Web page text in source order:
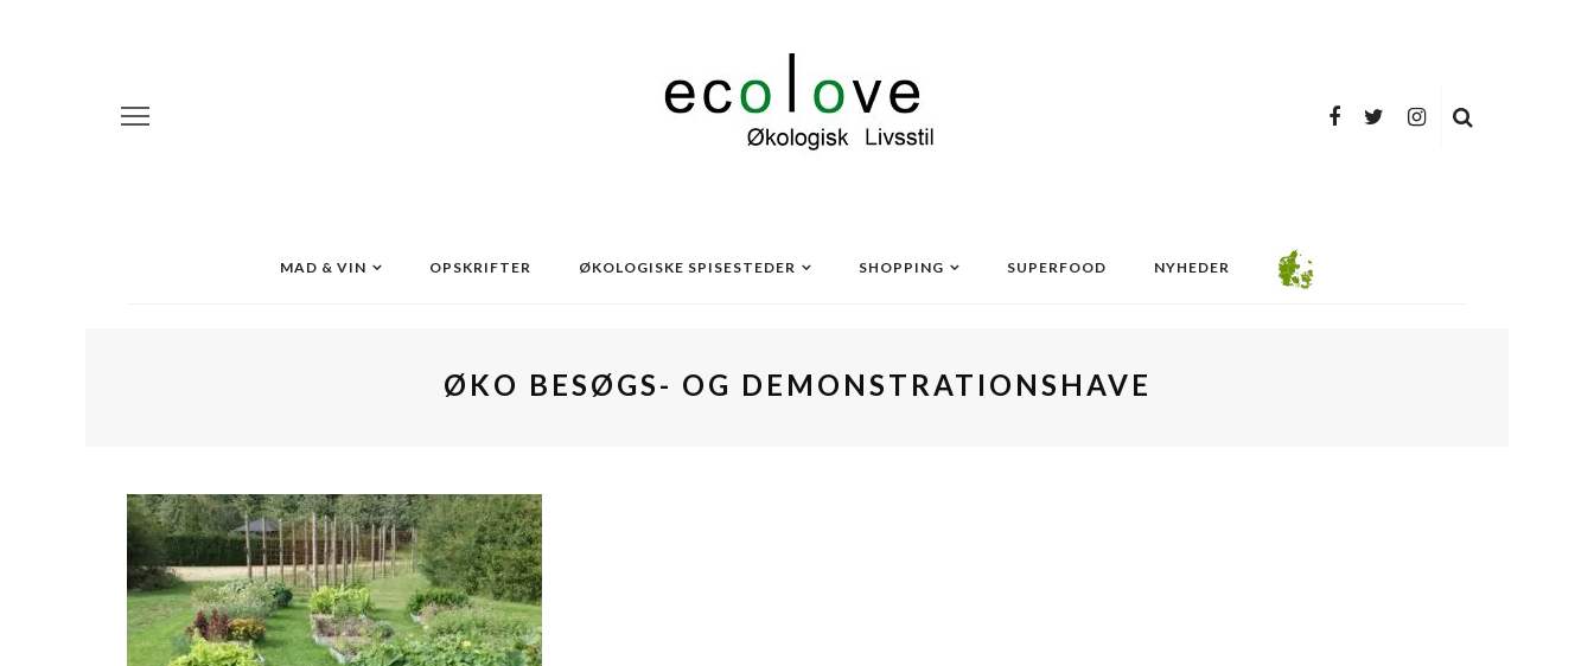
MAD & VIN OPSKRIFTER ØKOLOGISKE SPISESTEDER SHOPPING SUPERFOOD NYHEDER
ØKO BESØGS- OG DEMONSTRATIONSHAVE